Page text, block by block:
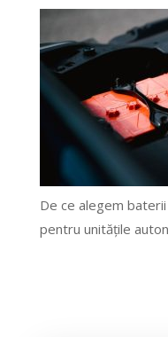
De ce alegem
pentru unitățile